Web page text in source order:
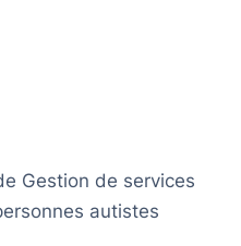
Gestion de services
autistes